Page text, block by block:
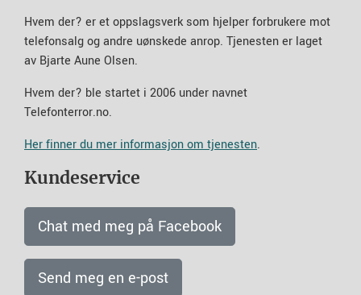
Hvem der? er et oppslagsverk som hjelper forbrukere mot
telefonsalg og andre uønskede anrop. Tjenesten er laget
av Bjarte Aune Olsen.
Hvem der? ble startet i 2006 under navnet
Telefonterror.no.
Her finner du mer informasjon om tjenesten.
Kundeservice
Chat med meg på Facebook
Send meg en e-post